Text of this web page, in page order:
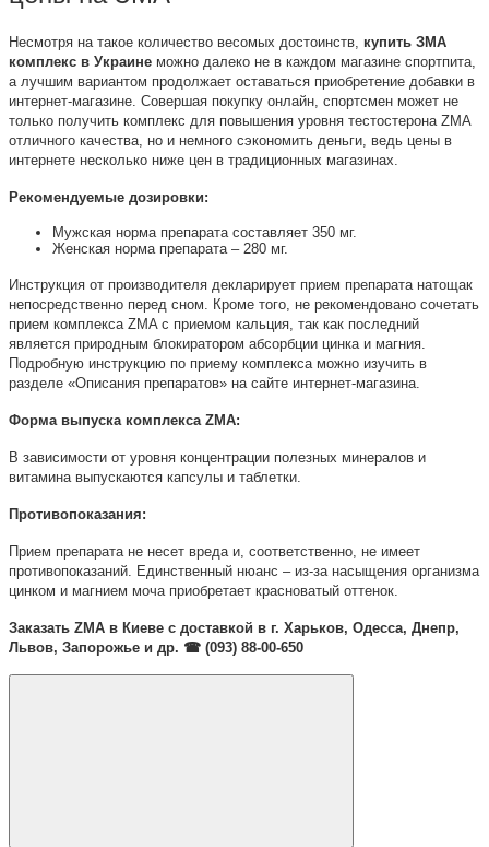
Несмотря на такое количество весомых достоинств, купить ЗМА
комплекс в Украине можно далеко не в каждом магазине спортпита,
а лучшим вариантом продолжает оставаться приобретение добавки в
интернет-магазине. Совершая покупку онлайн, спортсмен может не
только получить комплекс для повышения уровня тестостерона ZMA
отличного качества, но и немного сэкономить деньги, ведь цены в
интернете несколько ниже цен в традиционных магазинах.
Рекомендуемые дозировки:
Мужская норма препарата составляет 350 мг.
Женская норма препарата – 280 мг.
Инструкция от производителя декларирует прием препарата натощак
непосредственно перед сном. Кроме того, не рекомендовано сочетать
прием комплекса ZMA с приемом кальция, так как последний
является природным блокиратором абсорбции цинка и магния.
Подробную инструкцию по приему комплекса можно изучить в
разделе «Описания препаратов» на сайте интернет-магазина.
Форма выпуска комплекса ZMA:
В зависимости от уровня концентрации полезных минералов и
витамина выпускаются капсулы и таблетки.
Противопоказания:
Прием препарата не несет вреда и, соответственно, не имеет
противопоказаний. Единственный нюанс – из-за насыщения организма
цинком и магнием моча приобретает красноватый оттенок.
Заказать ZMA в Киеве с доставкой в г. Харьков, Одесса, Днепр,
Львов, Запорожье и др. ☎ (093) 88-00-650